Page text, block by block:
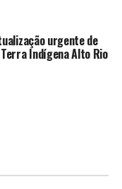
urgente de
Indígena Alto Rio